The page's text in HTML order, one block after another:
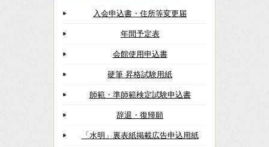
入会申込書・住所等変更届
年間予定表
会館使用申込書
硬筆 昇格試験用紙
師範・準師範検定試験申込書
辞退・復帰願
「水明」裏表紙掲載広告申込用紙